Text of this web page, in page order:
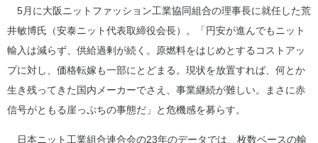
5月に大阪ニットファッション工業協同組合の理事長に就任した荒
井敏博氏（安泰ニット代表取締役会長）。「円安が進んでもニット
輸入は減らず、供給過剰が続く。原燃料をはじめとするコストアッ
プに対し、価格転嫁も一部にとどまる。現状を放置すれば、何とか
生き残ってきた国内メーカーでさえ、事業継続が難しい。まさに赤
信号がともる崖っぷちの事態だ」と危機感を募らす。
日本ニット工業組合連合会の23年のデータでは、枚数ベースの輸